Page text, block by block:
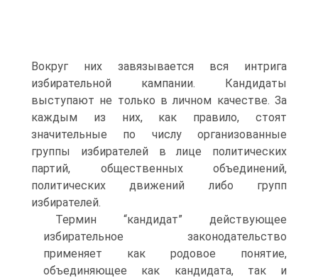
Вокруг них завязывается вся интрига
избирательной кампании. Кандидаты
выступают не только в личном качестве. За
каждым из них, как правило, стоят
значительные по числу организованные
группы избирателей в лице политических
партий, общественных объединений,
политических движений либо групп
избирателей.
Термин “кандидат” действующее
избирательное законодательство
применяет как родовое понятие,
объединяющее как кандидата, так и